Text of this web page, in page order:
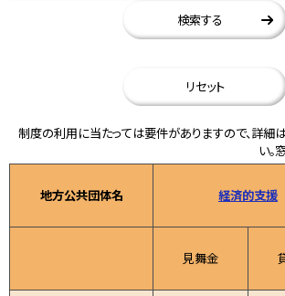
検索する
リセット
制度の利用に当たっては要件がありますので、詳細
い。
地方公共団体名 経済的支援
見舞金